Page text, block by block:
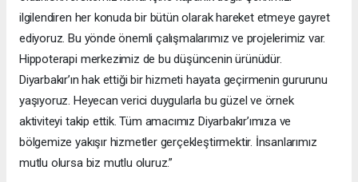
ilgilendiren her konuda bir bütün olarak hareket etmeye gayret
ediyoruz. Bu yönde önemli çalışmalarımız ve projelerimiz var.
Hippoterapi merkezimiz de bu düşüncenin ürünüdür.
Diyarbakır’ın hak ettiği bir hizmeti hayata geçirmenin gururunu
yaşıyoruz. Heyecan verici duygularla bu güzel ve örnek
aktiviteyi takip ettik. Tüm amacımız Diyarbakır’ımıza ve
bölgemize yakışır hizmetler gerçekleştirmektir. İnsanlarımız
mutlu olursa biz mutlu oluruz.”